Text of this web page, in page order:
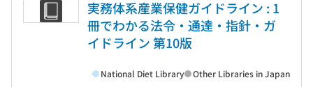
実務体系産業保健ガイドライン : 1
冊でわかる法令・通達・指針・ガ
イドライン 第10版
National Diet Library Other Libraries in Japan